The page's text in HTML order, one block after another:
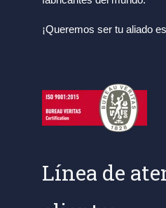
¡Queremos ser tu aliado
Línea de